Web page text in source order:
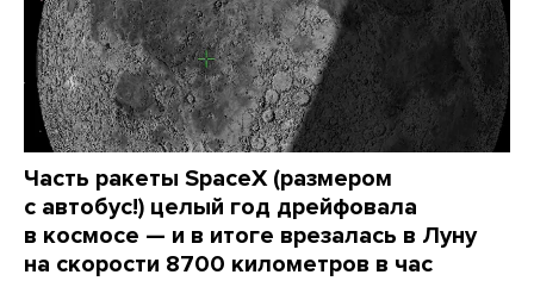
Часть ракеты SpaceX (размером
с автобус!) целый год дрейфовала
в космосе — и в итоге врезалась в Луну
на скорости 8700 километров в час